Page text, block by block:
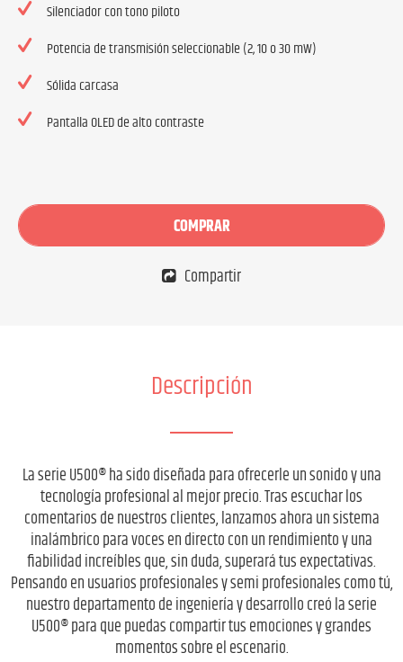
Silenciador con tono piloto
Potencia de transmisión seleccionable (2, 10 o 30 mW)
Sólida carcasa
Pantalla OLED de alto contraste
COMPRAR
Compartir
Descripción
La serie U500® ha sido diseñada para ofrecerle un sonido y una
tecnología profesional al mejor precio. Tras escuchar los
comentarios de nuestros clientes, lanzamos ahora un sistema
inalámbrico para voces en directo con un rendimiento y una
fiabilidad increíbles que, sin duda, superará tus expectativas.
Pensando en usuarios profesionales y semi profesionales como tú,
nuestro departamento de ingeniería y desarrollo creó la serie
U500® para que puedas compartir tus emociones y grandes
momentos sobre el escenario.